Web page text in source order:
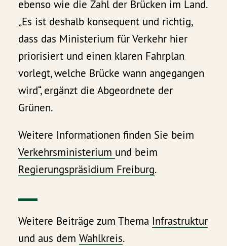
ebenso wie die Zahl der Brücken im Land.
„Es ist deshalb konsequent und richtig,
dass das Ministerium für Verkehr hier
priorisiert und einen klaren Fahrplan
vorlegt, welche Brücke wann angegangen
wird“, ergänzt die Abgeordnete der
Grünen.
Weitere Informationen finden Sie beim
Verkehrsministerium und beim
Regierungspräsidium Freiburg.
Weitere Beiträge zum Thema Infrastruktur
und aus demWahlkreis.